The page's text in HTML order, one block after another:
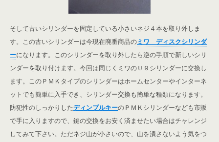
そして古いシリンダーを固定している小さいネジ４本を取り外しま
す。この古いシリンダーは今現在廃番商品のミワ ディスクシリンダ
ーになります。このシリンダーを取り外したら逆の手順で新しいシリ
ンダーを取り付けます。今回は同じくミワのＵ９シリンダーに交換し
ます。このＰＭＫタイプのシリンダーはホームセンターやインターネ
ットでも簡単に入手でき、シリンダー交換も簡単な種類になります。
防犯性のしっかりしたディンプルキーのＰＭＫシリンダーなども市販
で手に入りますので、鍵の交換をお安く済ませたい場合はチャレンジ
してみて下さい。ただネジ山が小さいので、山を潰さないよう気をつ